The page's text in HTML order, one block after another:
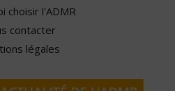
choisir l'ADMR
contacter
légales